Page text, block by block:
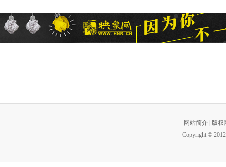
网站简介
版权
Copyright ©